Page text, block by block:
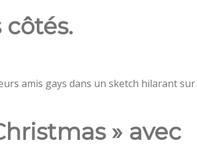
côtés.
amis gays dans un sketch hilarant sur
» avec